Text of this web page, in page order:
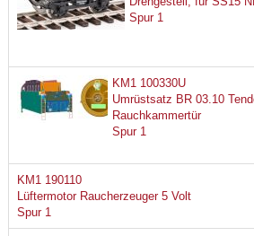
Spur 1
KM1 100330U
Umrüstsatz BR 03.10
Rauchkammertür
Spur 1
KM1 190110
Lüftermotor Raucherzeuger 5 Volt
Spur 1